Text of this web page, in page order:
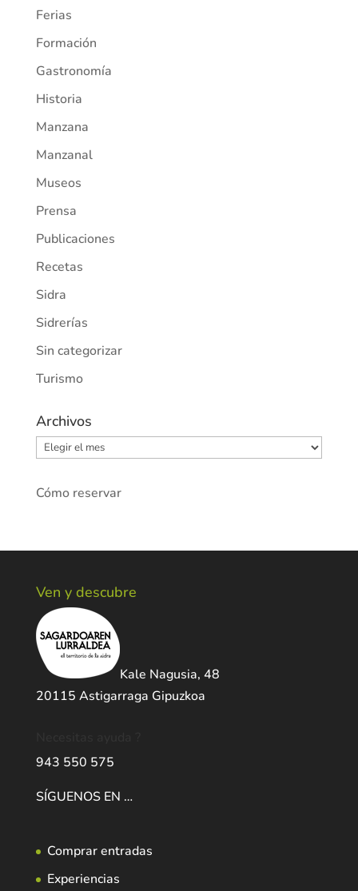
Ferias
Formación
Gastronomía
Historia
Manzana
Manzanal
Museos
Prensa
Publicaciones
Recetas
Sidra
Sidrerías
Sin categorizar
Turismo
Archivos
Archivos
Cómo reservar
Ven y descubre
Kale Nagusia, 48
20115 Astigarraga Gipuzkoa
943 550 575
SÍGUENOS EN …
Comprar entradas
Experiencias